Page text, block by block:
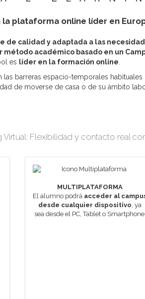
la plataforma online líder en
de calidad y adaptada a las
método académico basado en un
es líder en la formación online
barreras espacio-temporales
de moverse de casa o de su ámbito
Flexibilidad y contacto real
MULTIPLATAFORMA
El alumno podrá acceder al
desde cualquier dispositivo, ya
sea desde el PC, Tablet o Smartphone.